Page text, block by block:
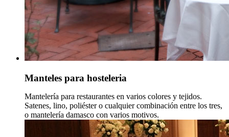
Manteles para hosteleria
Mantelería para restaurantes en varios colores y tejidos.
Satenes, lino, poliéster o cualquier combinación entre los tres,
o mantelería damasco con varios motivos.